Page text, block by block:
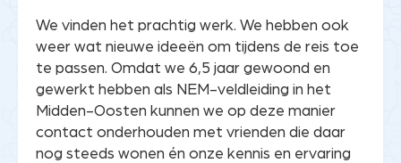
We vinden het prachtig werk. We hebben ook
weer wat nieuwe ideeën om tijdens de reis toe
te passen. Omdat we 6,5 jaar gewoond en
gewerkt hebben als NEM-veldleiding in het
Midden-Oosten kunnen we op deze manier
contact onderhouden met vrienden die daar
nog steeds wonen én onze kennis en ervaring